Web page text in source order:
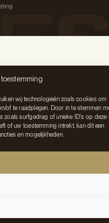
wij technologieën zoals cookies om
of te raadplegen. Door in te stemmen
zoals surfgedrag of unieke ID's op deze
of uw toestemming intrekt, kan dit een
en mogelijkheden.